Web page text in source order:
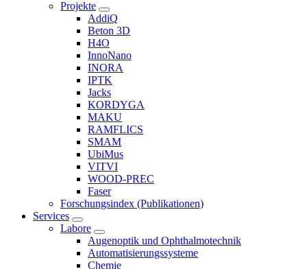
Projekte
AddiQ
Beton 3D
H4O
InnoNano
INORA
IPTK
Jacks
KORDYGA
MAKU
RAMFLICS
SMAM
UbiMus
VITVI
WOOD-PREC
Faser
Forschungsindex (Publikationen)
Services
Labore
Augenoptik und Ophthalmotechnik
Automatisierungssysteme
Chemie